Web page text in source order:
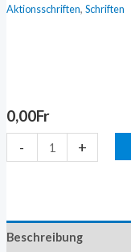
Aktionsschriften, Schriften
0,00Fr
- +
Beschreibung